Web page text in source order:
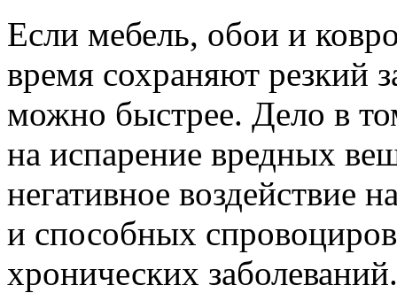
Если мебель, обои и
время сохраняют резкий
можно быстрее. Дело в
на испарение вредных
негативное воздействие
и способных
хронических заболеваний.